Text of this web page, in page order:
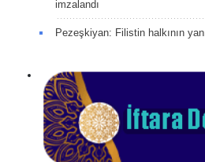
imzalandı
Pezeşkiyan: Filistin halkının